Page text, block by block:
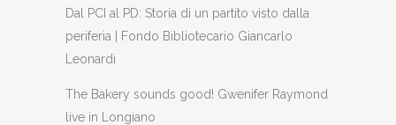
Dal PCI al PD: Storia di un partito visto dalla
periferia | Fondo Bibliotecario Giancarlo
Leonardi
The Bakery sounds good! Gwenifer Raymond
live in Longiano